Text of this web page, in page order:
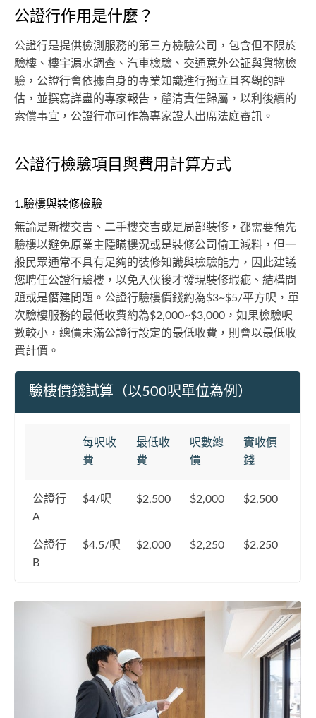
公證行作用是什麼？
公證行是提供檢測服務的第三方檢驗公司，包含但不限於
驗樓、樓宇漏水調查、汽車檢驗、交通意外公証與貨物檢
驗，公證行會依據自身的專業知識進行獨立且客觀的評
估，並撰寫詳盡的專家報告，釐清責任歸屬，以利後續的
索償事宜，公證行亦可作為專家證人出席法庭審訊。
公證行檢驗項目與費用計算方式
1.驗樓與裝修檢驗
無論是新樓交吉、二手樓交吉或是局部裝修，都需要預先
驗樓以避免原業主隱瞞樓況或是裝修公司偷工減料，但一
般民眾通常不具有足夠的裝修知識與檢驗能力，因此建議
您聘任公證行驗樓，以免入伙後才發現裝修瑕疵、結構問
題或是僭建問題。公證行驗樓價錢約為$3~$5/平方呎，單
次驗樓服務的最低收費約為$2,000~$3,000，如果檢驗呎
數較小，總價未滿公證行設定的最低收費，則會以最低收
費計價。
驗樓價錢試算（以500呎單位為例）
每呎收
費
最低收
費
呎數總
價
實收價
錢
公證行
A
$4/呎 $2,500 $2,000 $2,500
公證行
B
$4.5/呎 $2,000 $2,250 $2,250